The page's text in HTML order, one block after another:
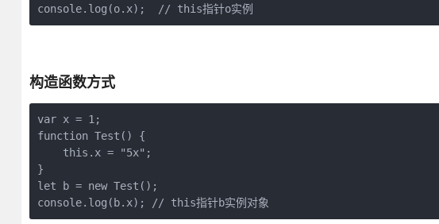
console.log(o.x);  // this指针o实例
构造函数方式
var x = 1;
function Test() {
    this.x = "5x";
}
let b = new Test();
console.log(b.x); // this指针b实例对象